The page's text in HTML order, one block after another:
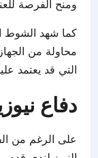
ومنح الفرصة
كما شهد الشوط
محاولة من
التي قد يعتمد
دفاع
على الرغم من